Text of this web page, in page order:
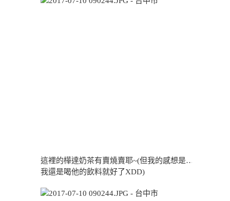
這裡的樺達奶茶有賣燒賣耶~(但我的感想是…
我還是喝他的飲料就好了XDD)